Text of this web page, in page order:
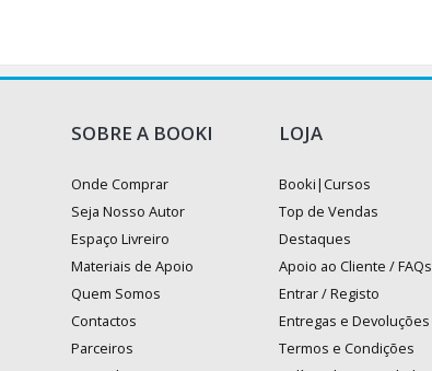
SOBRE A BOOKI
Onde Comprar
Seja Nosso Autor
Espaço Livreiro
Materiais de Apoio
Quem Somos
Contactos
Parceiros
LOJA
Booki|Cursos
Top de Vendas
Destaques
Apoio ao Cliente / FAQs
Entrar / Registo
Entregas e Devoluções
Termos e Condições